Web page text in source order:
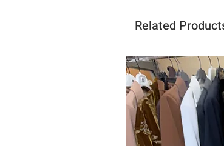
Related